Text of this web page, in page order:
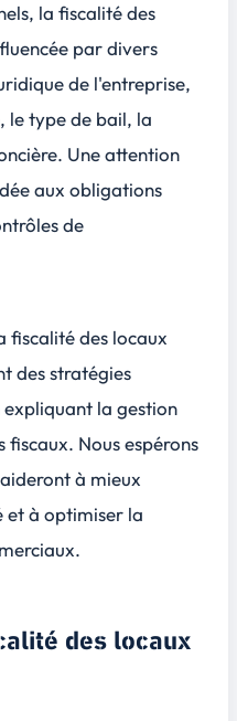
la fiscalité des
par divers
de l'entreprise,
le type de bail, la
Une attention
aux obligations
de
fiscalité des locaux
des stratégies
la gestion
Nous espérons
à mieux
et à optimiser la
des locaux